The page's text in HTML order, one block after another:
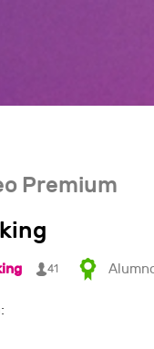
Premium
41